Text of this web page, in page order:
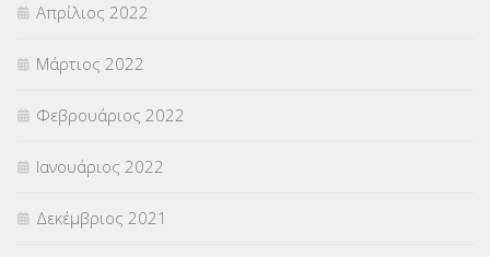
Απρίλιος 2022
Μάρτιος 2022
Φεβρουάριος 2022
Ιανουάριος 2022
Δεκέμβριος 2021